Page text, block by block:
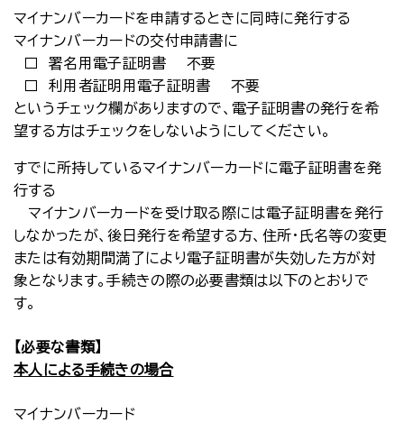
マイナンバーカードを申請するときに同時に発行する
マイナンバーカードの交付申請書に
□ 署名用電子証明書 不要
□ 利用者証明用電子証明書 不要
というチェック欄がありますので、電子証明書の発行を希
望する方はチェックをしないようにしてください。
すでに所持しているマイナンバーカードに電子証明書を発
行する
マイナンバーカードを受け取る際には電子証明書を発行
しなかったが、後日発行を希望する方、住所・氏名等の変更
または有効期間満了により電子証明書が失効した方が対
象となります。手続きの際の必要書類は以下のとおりで
す。
【必要な書類】
本人による手続きの場合
マイナンバーカード